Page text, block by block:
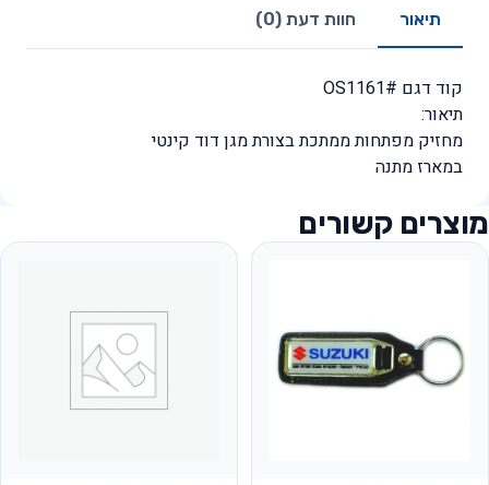
תיאור חוות דעת (0)
קוד דגם #OS1161
תיאור:
מחזיק מפתחות ממתכת בצורת מגן דוד קינטי
במארז מתנה
מוצרים קשורים